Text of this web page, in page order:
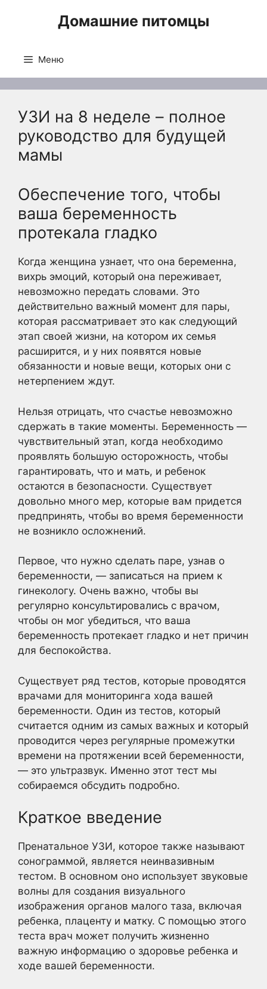
Домашние питомцы
Меню
УЗИ на 8 неделе – полное
руководство для будущей
мамы
Обеспечение того, чтобы
ваша беременность
протекала гладко
Когда женщина узнает, что она беременна,
вихрь эмоций, который она переживает,
невозможно передать словами. Это
действительно важный момент для пары,
которая рассматривает это как следующий
этап своей жизни, на котором их семья
расширится, и у них появятся новые
обязанности и новые вещи, которых они с
нетерпением ждут.
Нельзя отрицать, что счастье невозможно
сдержать в такие моменты. Беременность —
чувствительный этап, когда необходимо
проявлять большую осторожность, чтобы
гарантировать, что и мать, и ребенок
остаются в безопасности. Существует
довольно много мер, которые вам придется
предпринять, чтобы во время беременности
не возникло осложнений.
Первое, что нужно сделать паре, узнав о
беременности, — записаться на прием к
гинекологу. Очень важно, чтобы вы
регулярно консультировались с врачом,
чтобы он мог убедиться, что ваша
беременность протекает гладко и нет причин
для беспокойства.
Существует ряд тестов, которые проводятся
врачами для мониторинга хода вашей
беременности. Один из тестов, который
считается одним из самых важных и который
проводится через регулярные промежутки
времени на протяжении всей беременности,
— это ультразвук. Именно этот тест мы
собираемся обсудить подробно.
Краткое введение
Пренатальное УЗИ, которое также называют
сонограммой, является неинвазивным
тестом. В основном оно использует звуковые
волны для создания визуального
изображения органов малого таза, включая
ребенка, плаценту и матку. С помощью этого
теста врач может получить жизненно
важную информацию о здоровье ребенка и
ходе вашей беременности.